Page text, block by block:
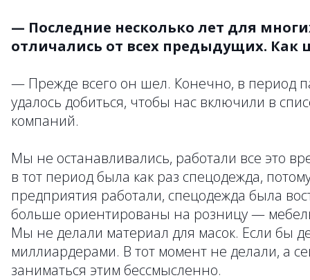
— Последние несколько лет для
отличались от всех предыдущих. Как
— Прежде всего он шел. Конечно, в период
удалось добиться, чтобы нас включили в
компаний.
Мы не останавливались, работали все это
в тот период была как раз спецодежда,
предприятия работали, спецодежда была
больше ориентированы на розницу —
Мы не делали материал для масок. Если бы
миллиардерами. В тот момент не делали, а
заниматься этим бессмысленно.